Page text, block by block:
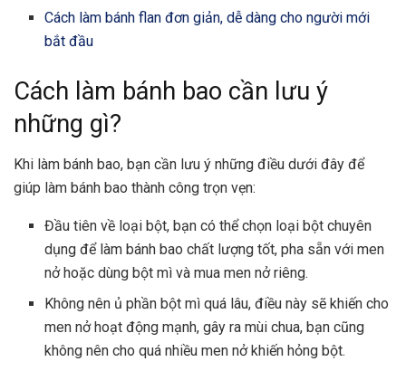
Cách làm bánh flan đơn giản, dễ dàng cho người mới
bắt đầu
Cách làm bánh bao cần lưu ý
những gì?
Khi làm bánh bao, bạn cần lưu ý những điều dưới đây để
giúp làm bánh bao thành công trọn vẹn:
Đầu tiên về loại bột, bạn có thể chọn loại bột chuyên
dụng để làm bánh bao chất lượng tốt, pha sẵn với men
nở hoặc dùng bột mì và mua men nở riêng.
Không nên ủ phần bột mì quá lâu, điều này sẽ khiến cho
men nở hoạt động mạnh, gây ra mùi chua, bạn cũng
không nên cho quá nhiều men nở khiến hỏng bột.